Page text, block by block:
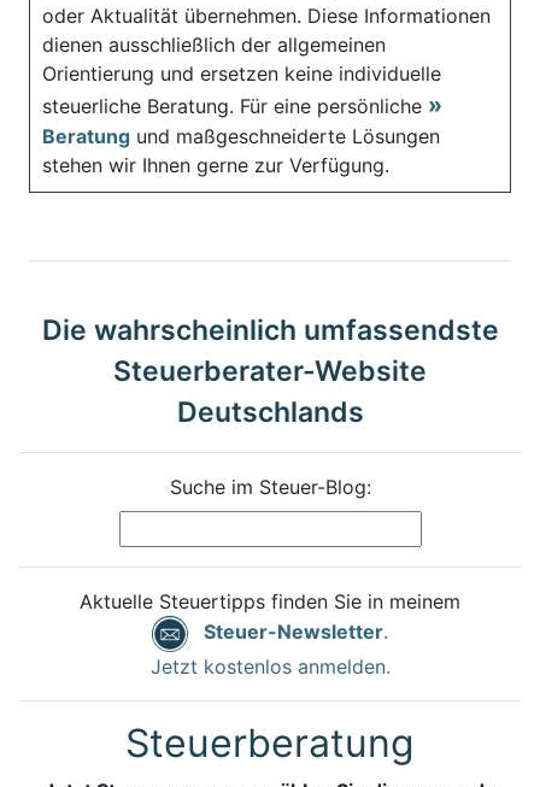
oder Aktualität übernehmen. Diese Informationen
dienen ausschließlich der allgemeinen
Orientierung und ersetzen keine individuelle
steuerliche Beratung. Für eine persönliche
Beratung und maßgeschneiderte Lösungen
stehen wir Ihnen gerne zur Verfügung.
Die wahrscheinlich umfassendste
Steuerberater-Website
Deutschlands
Suche im Steuer-Blog:
Aktuelle Steuertipps finden Sie in meinem
Steuer-Newsletter.
Jetzt kostenlos anmelden.
Steuerberatung